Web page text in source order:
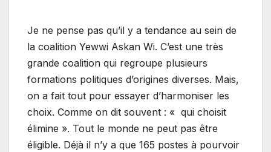
Je ne pense pas qu’il y a tendance au sein de
la coalition Yewwi Askan Wi. C’est une très
grande coalition qui regroupe plusieurs
formations politiques d’origines diverses. Mais,
on a fait tout pour essayer d’harmoniser les
choix. Comme on dit souvent : « qui choisit
élimine ». Tout le monde ne peut pas être
éligible. Déjà il n’y a que 165 postes à pourvoir